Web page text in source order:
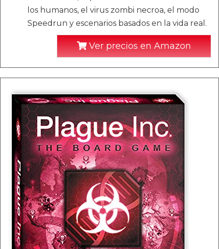
los humanos, el virus zombi necroa, el modo
Speedrun y escenarios basados en la vida real.
Ver precios en Amazon